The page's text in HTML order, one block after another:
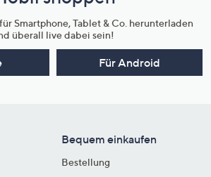
Smartphone, Tablet & Co. herunterladen
überall live dabei sein!
Für Android
Bequem einkaufen
Bestellung